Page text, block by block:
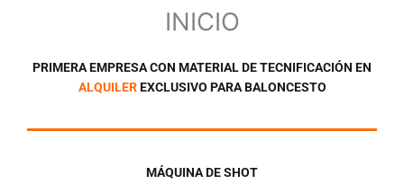
INICIO
PRIMERA EMPRESA CON MATERIAL DE TECNIFICACIÓN EN
ALQUILEREXCLUSIVO PARA BALONCESTO
MÁQUINA DE SHOT